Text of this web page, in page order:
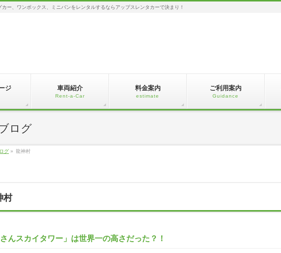
ー、ワンボックス、ミニバンをレンタルするならアップスレンタカーで決まり！
ジ 車両紹介
Rent-a-Car
料金案内
estimate
ご利用案内
Guidance
ログ
グ » 龍神村
村
んスカイタワー」は世界一の高さだった？！